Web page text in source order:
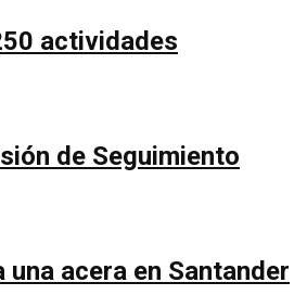
actividades
de Seguimiento
acera en Santander